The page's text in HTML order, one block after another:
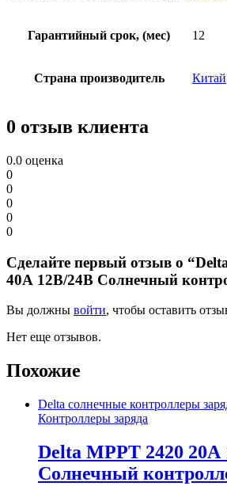
Гарантийный срок, (мес) 12
Страна производитель Китай
0 отзыв клиента
0.0 оценка
0
0
0
0
0
Сделайте первый отзыв о
40А 12В/24В Солнечный
Вы должны войти, чтобы оставить
Нет еще отзывов.
Похожие
Delta солнечные контроллеры
Контроллеры заряда
Delta MPPT 2420 20А
Солнечный